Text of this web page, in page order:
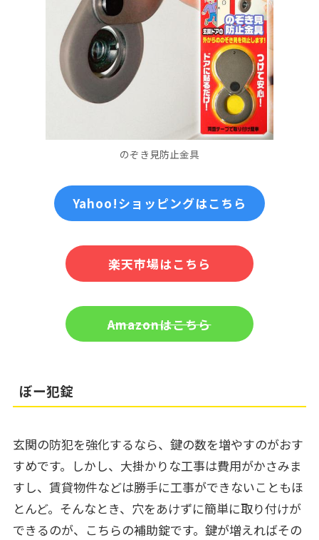
のぞき見防止金具
Yahoo!ショッピングはこちら
楽天市場はこちら
Amazonはこちら
ぼー犯錠
玄関の防犯を強化するなら、鍵の数を増やすのがおす
すめです。しかし、大掛かりな工事は費用がかさみま
すし、賃貸物件などは勝手に工事ができないこともほ
とんど。そんなとき、穴をあけずに簡単に取り付けが
できるのが、こちらの補助錠です。鍵が増えればその